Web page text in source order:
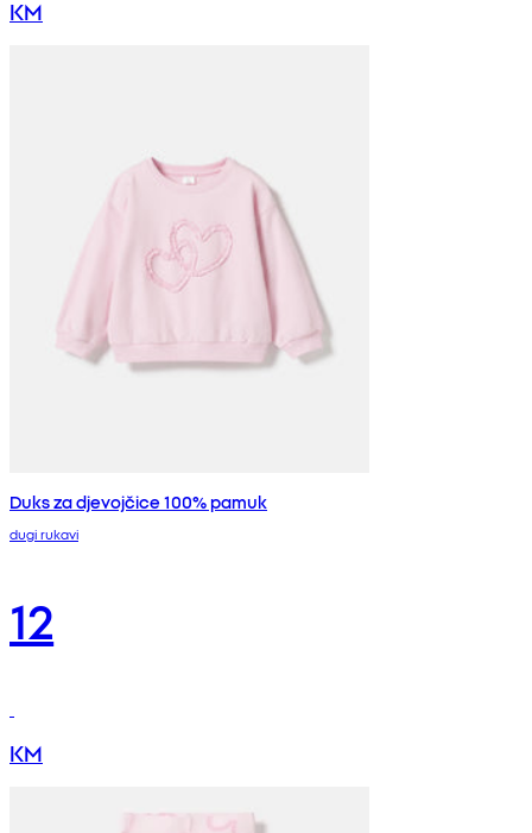
KM
Duks za djevojčice 100% pamuk
dugi rukavi
12
KM